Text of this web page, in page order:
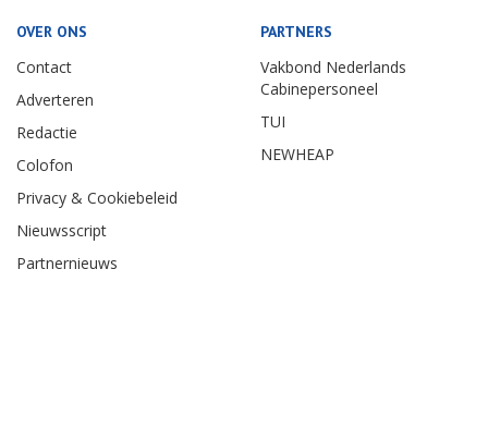
OVER ONS
Contact
Adverteren
Redactie
Colofon
Privacy & Cookiebeleid
Nieuwsscript
Partnernieuws
PARTNERS
Vakbond Nederlands
Cabinepersoneel
TUI
NEWHEAP